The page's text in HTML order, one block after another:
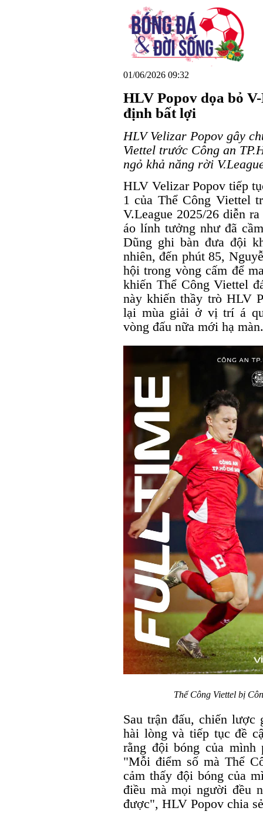
01/06/2026 09:32
HLV Popov dọa bỏ
định bất lợi
HLV Velizar Popov gây
Viettel trước Công an
ngỏ khả năng rời
HLV Velizar Popov tiếp
1 của Thể Công Viettel
V.League 2025/26 diễn
áo lính tưởng như đã
Dũng ghi bàn đưa đội
nhiên, đến phút 85,
hội trong vòng cấm để
khiến Thể Công Viettel
này khiến thầy trò HLV
lại mùa giải ở vị trí á
vòng đấu nữa mới hạ màn.
Thể Công Viettel bị
Sau trận đấu, chiến
hài lòng và tiếp tục đề
rằng đội bóng của
"Mỗi điểm số mà Thể
cảm thấy đội bóng của
điều mà mọi người đều
được", HLV Popov chia